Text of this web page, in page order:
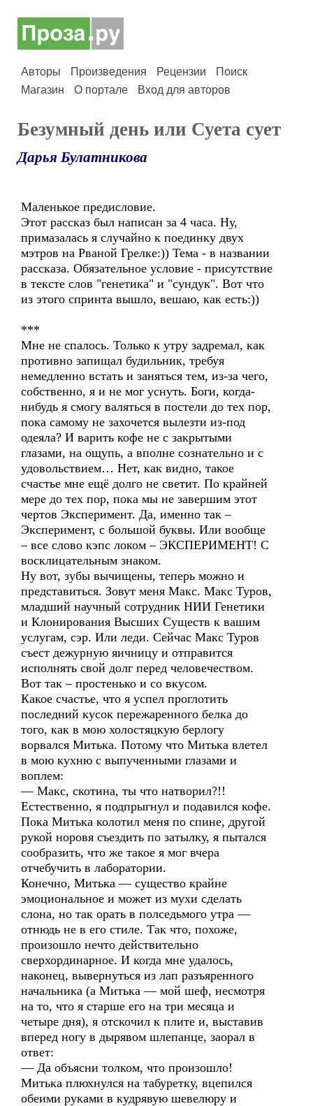
Авторы Произведения Рецензии
Поиск
Магазин
О портале Вход для авторов
Безумный день или Суета сует
Дарья Булатникова
Маленькое предисловие.
Этот рассказ был написан за 4 часа. Ну,
примазалась я случайно к поединку двух
мэтров на Рваной Грелке:)) Тема - в названии
рассказа. Обязательное условие - присутствие
в тексте слов "генетика" и "сундук". Вот что
из этого спринта вышло, вешаю, как есть:))
***
Мне не спалось. Только к утру задремал, как
противно запищал будильник, требуя
немедленно встать и заняться тем, из-за чего,
собственно, я и не мог уснуть. Боги, когда-
нибудь я смогу валяться в постели до тех пор,
пока самому не захочется вылезти из-под
одеяла? И варить кофе не с закрытыми
глазами, на ощупь, а вполне сознательно и с
удовольствием… Нет, как видно, такое
счастье мне ещё долго не светит. По крайней
мере до тех пор, пока мы не завершим этот
чертов Эксперимент. Да, именно так –
Эксперимент, с большой буквы. Или вообще
– все слово кэпс локом – ЭКСПЕРИМЕНТ! С
восклицательным знаком.
Ну вот, зубы вычищены, теперь можно и
представиться. Зовут меня Макс. Макс Туров,
младший научный сотрудник НИИ Генетики
и Клонирования Высших Существ к вашим
услугам, сэр. Или леди. Сейчас Макс Туров
съест дежурную яичницу и отправится
исполнять свой долг перед человечеством.
Вот так – простенько и со вкусом.
Какое счастье, что я успел проглотить
последний кусок пережаренного белка до
того, как в мою холостяцкую берлогу
ворвался Митька. Потому что Митька влетел
в мою кухню с выпученными глазами и
воплем:
— Макс, скотина, ты что натворил?!!
Естественно, я подпрыгнул и подавился кофе.
Пока Митька колотил меня по спине, другой
рукой норовя съездить по затылку, я пытался
сообразить, что же такое я мог вчера
отчебучить в лаборатории.
Конечно, Митька — существо крайне
эмоциональное и может из мухи сделать
слона, но так орать в полседьмого утра —
отнюдь не в его стиле. Так что, похоже,
произошло нечто действительно
сверхординарное. И когда мне удалось,
наконец, вывернуться из лап разъяренного
начальника (а Митька — мой шеф, несмотря
на то, что я старше его на три месяца и
четыре дня), я отскочил к плите и, выставив
вперед ногу в дырявом шлепанце, заорал в
ответ:
— Да объясни толком, что произошло!
Митька плюхнулся на табуретку, вцепился
обеими руками в кудрявую шевелюру и